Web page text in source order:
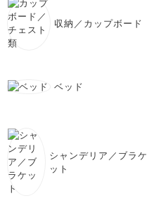
収納／カップボード
ベッド
シャンデリア／ブラケ
ット